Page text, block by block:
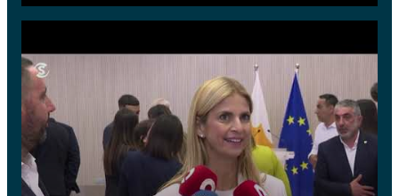
δυο ματς (32 τρίποντα και 24 τρίποντα)
Ο Παναθηναϊκός υπερτερεί στην ευστοχία από μακριά
και κάνει λιγότερα λάθη και περισσότερα κλεψίματα.
Οι αριθμοί του: μ.ο78.5π με 51.3%δ, 31.9%τρ, 66.6%β,
22ρ, 16.5ασ, 8κλ, 11λ και 2 κοψ.
Στον Ολυμπιακό οι πρωταγωνιστές δεν...
εκδηλώθηκαν πλήρως. Είπαμε, ο Σλούκας δεν
τελικά μάλλον θα επιστρέψει.
«Σίγουρα, πιστεύω ότι τη Δευτέρα το βράδυ, ήταν μια
εκείνη τη στιγμή. Αλλά φαίνεται ότι θα τον δούμε πίσω
στους Λέικερς του χρόνου», πρόσθεσε.
Πηγή: sport-fm.gr